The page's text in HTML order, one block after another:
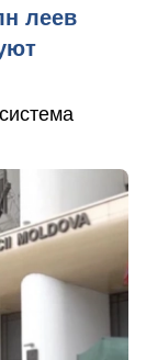
леев